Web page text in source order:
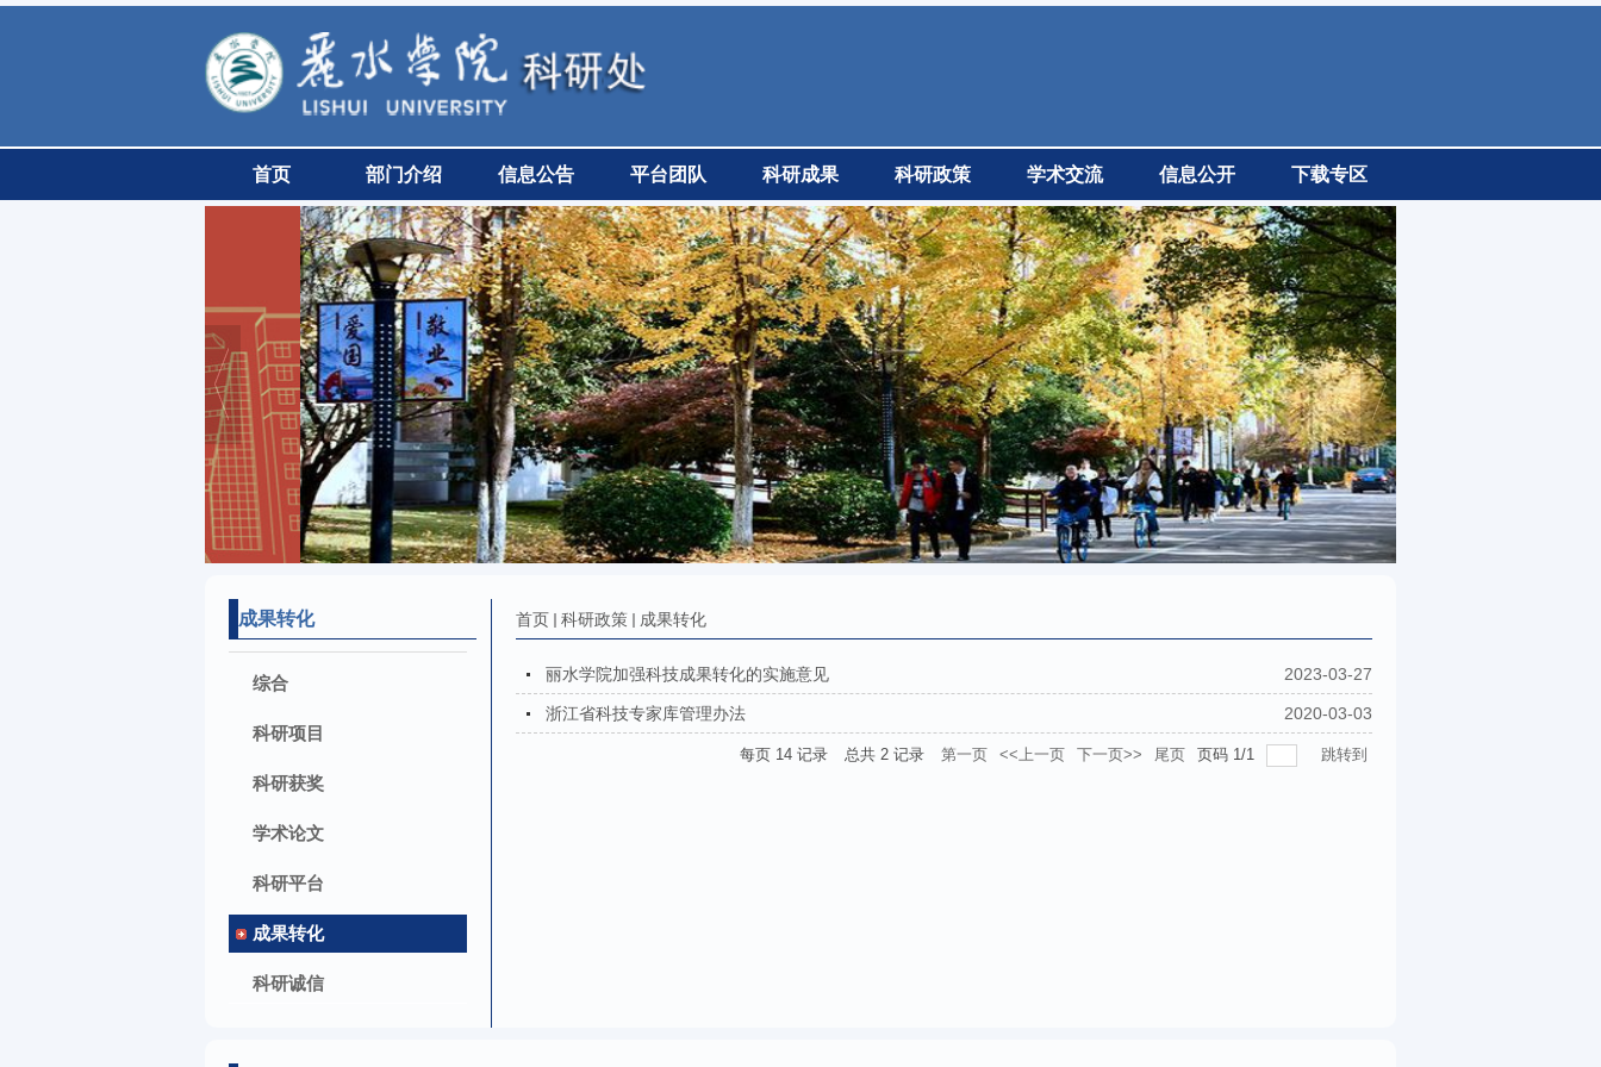
首页 部门介绍 信息公告 平台团队 科研成果 科研政策 学术交流 信息公开 下载专区
成果转化
综合
科研项目
科研获奖
学术论文
科研平台
成果转化
科研诚信
首页 科研政策 成果转化
丽水学院加强科技成果转化的实施意见 2023-03-27
浙江省科技专家库管理办法 2020-03-03
每页 14 记录 总共 2 记录 第一页 <<上一页 下一页>> 尾页 页码 1/1 跳转到